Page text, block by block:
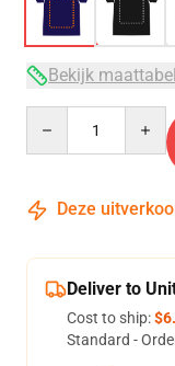
Bekijk maattabel
Deze
Deliver to
Cost to ship:
Standard -